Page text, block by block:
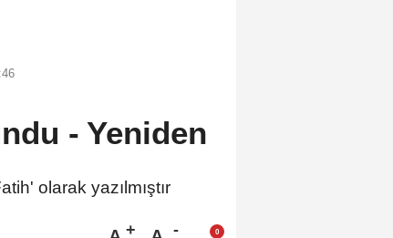
- Yeniden
olarak yazılmıştır